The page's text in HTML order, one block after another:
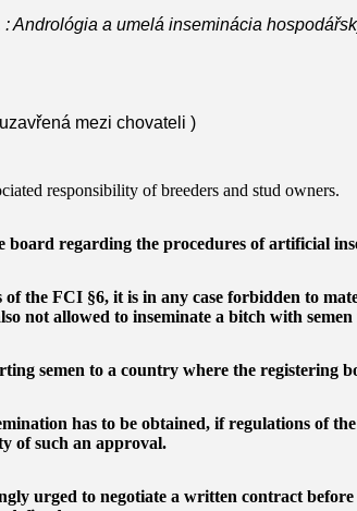
Andrológia a umelá inseminácia
mezi chovateli )
responsibility of breeders and stud owners.
board regarding the procedures of artificial
the FCI §6, it is in any case forbidden to
not allowed to inseminate a bitch with
semen to a country where the registering
has to be obtained, if regulations of
of such an approval.
urged to negotiate a written contract